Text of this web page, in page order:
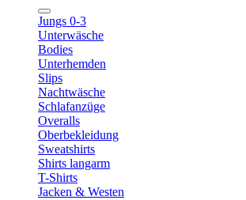
Jungs 0-3
Unterwäsche
Bodies
Unterhemden
Slips
Nachtwäsche
Schlafanzüge
Overalls
Oberbekleidung
Sweatshirts
Shirts langarm
T-Shirts
Jacken & Westen